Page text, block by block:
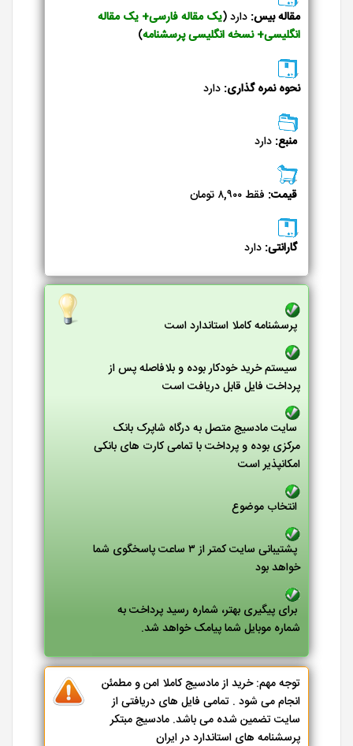
مقاله بیس: دارد (یکمقاله فارسی+ یک مقاله
انگلیسی+ نسخه انگلیسی پرسشنامه)
نحوه نمره گذاری: دارد
منبع: دارد
قیمت: فقط ۸,۹۰۰ تومان
گارانتی: دارد
پرسشنامه کاملا استاندارد است
سیستم خرید خودکار بوده و بلافاصله پس از
پرداخت فایل قابل دریافت است
سایت مادسیج متصل به درگاه شاپرک بانک
مرکزی بوده و پرداخت با تمامی کارت های بانکی
امکانپذیر است
انتخاب موضوع
پشتیبانی سایت کمتر از ۳ ساعت پاسخگوی شما
خواهد بود
برای پیگیری بهتر، شماره رسید پرداخت به
شماره موبایل شما پیامک خواهد شد.
توجه مهم: خرید از مادسیج کاملا امن و مطمئن
انجام می شود . تمامی فایل های دریافتی از
سایت تضمین شده می باشد. مادسیج مبتکر
پرسشنامه های استاندارد در ایران